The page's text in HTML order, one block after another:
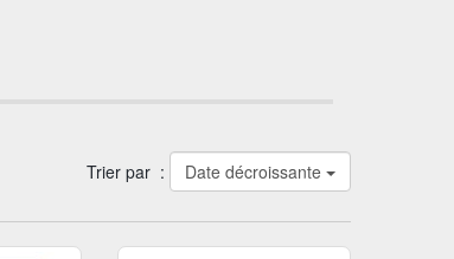
Trier par : Date décroissante